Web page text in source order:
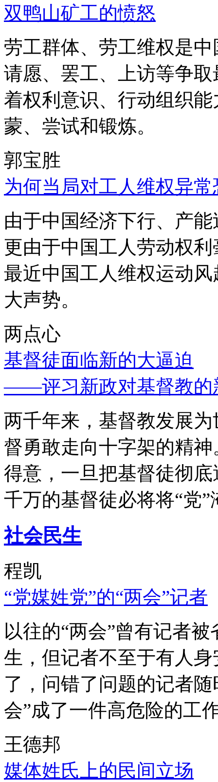
双鸭山矿工的愤怒
劳工群体、劳工维权是
请愿、罢工、上访等争
着权利意识、行动组织
蒙、尝试和锻炼。
郭宝胜
为何当局对工人维权异
由于中国经济下行、产
更由于中国工人劳动权
最近中国工人维权运动
大声势。
两点心
基督徒面临新的大逼迫
——评习新政对基督教的
两千年来，基督教发展
督勇敢走向十字架的精
得意，一旦把基督徒彻
千万的基督徒必将将“党”
社会民生
程凯
“党媒姓党”的“两会”记者
以往的“两会”曾有记者
生，但记者不至于有人
了，问错了问题的记者
会”成了一件高危险的工
王德邦
媒体姓氏上的民间立场